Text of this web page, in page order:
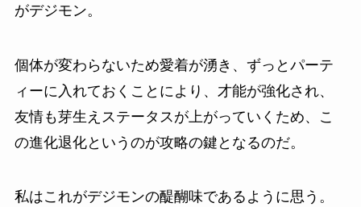
がデジモン。
個体が変わらないため愛着が湧き、ずっとパーテ
ィーに入れておくことにより、才能が強化され、
友情も芽生えステータスが上がっていくため、こ
の進化退化というのが攻略の鍵となるのだ。
私はこれがデジモンの醍醐味であるように思う。